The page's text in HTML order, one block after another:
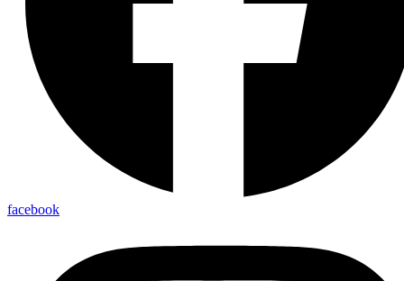
facebook